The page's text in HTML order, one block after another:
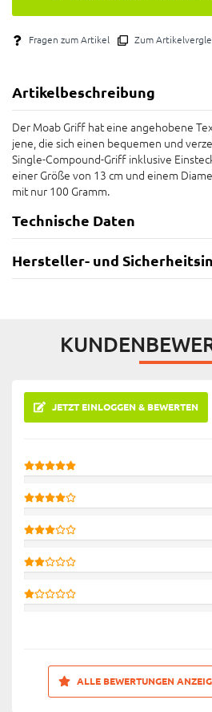
Fragen zum Artikel Zum
Artikelbeschreibung
Der Moab Griff hat eine angehobene
jene, die sich einen bequemen und
Single-Compound-Griff inklusive
einer Größe von 13 cm und einem
mit nur 100 Gramm.
Technische Daten
Hersteller- und
JETZT EINLOGGEN & BEWERTEN
ALLE BEWERTUNGEN